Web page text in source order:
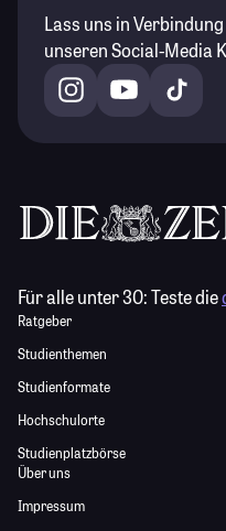
Lass uns in
unseren Social-Media
Für alle unter 30:Teste die
Ratgeber
Studienthemen
Studienformate
Hochschulorte
Studienplatzbörse
Über uns
Impressum